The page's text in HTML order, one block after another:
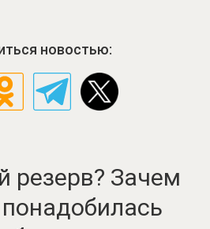
новостью:
резерв? Зачем